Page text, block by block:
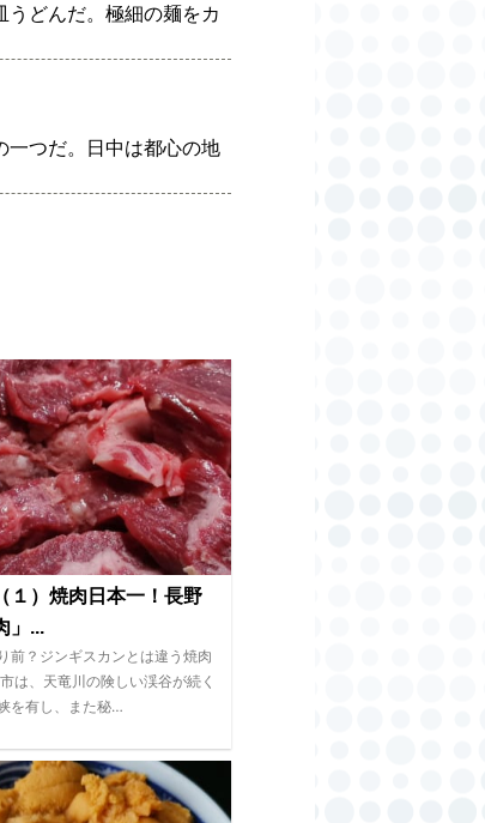
どんだ。極細の麺をカ
一つだ。日中は都心の地
１）焼肉日本一！長野
」...
前？ジンギスカンとは違う焼肉
は、天竜川の険しい渓谷が続く
を有し、また秘…